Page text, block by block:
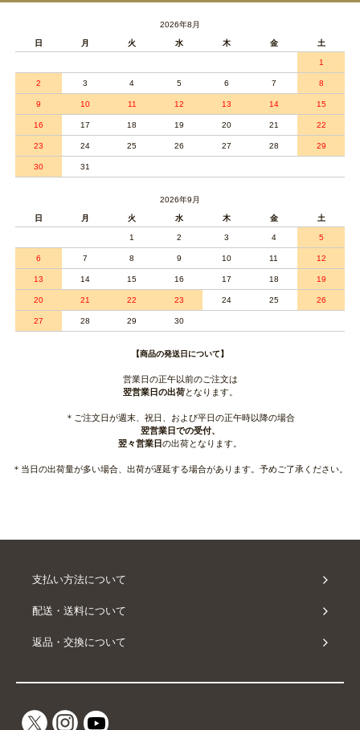
2026年8月
日 月 火 水 木 金 土
1
2 3 4 5 6 7 8
9 10 11 12 13 14 15
16 17 18 19 20 21 22
23 24 25 26 27 28 29
30 31
2026年9月
日 月 火 水 木 金 土
1 2 3 4 5
6 7 8 9 10 11 12
13 14 15 16 17 18 19
20 21 22 23 24 25 26
27 28 29 30
【商品の発送日について】
営業日の正午以前のご注文は
翌営業日の出荷となります。
＊ご注文日が週末、祝日、および平日の正午時以降の場合
翌営業日での受付、
翌々営業日の出荷となります。
＊当日の出荷量が多い場合、出荷が遅延する場合があります。予めご了承ください。
支払い方法について
配送・送料について
返品・交換について